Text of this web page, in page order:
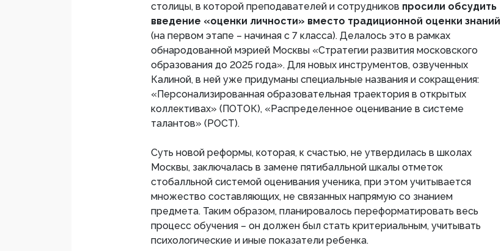
столицы, в которой преподавателей и сотрудников просили обсудить
введение «оценки личности» вместо традиционной оценки знаний
(на первом этапе – начиная с 7 класса). Делалось это в рамках
обнародованной мэрией Москвы «Стратегии развития московского
образования до 2025 года». Для новых инструментов, озвученных
Калиной, в ней уже придуманы специальные названия и сокращения:
«Персонализированная образовательная траектория в открытых
коллективах» (ПОТОК), «Распределенное оценивание в системе
талантов» (РОСТ).
Суть новой реформы, которая, к счастью, не утвердилась в школах
Москвы, заключалась в замене пятибалльной шкалы отметок
стобалльной системой оценивания ученика, при этом учитывается
множество составляющих, не связанных напрямую со знанием
предмета. Таким образом, планировалось переформатировать весь
процесс обучения – он должен был стать критериальным, учитывать
психологические и иные показатели ребенка.